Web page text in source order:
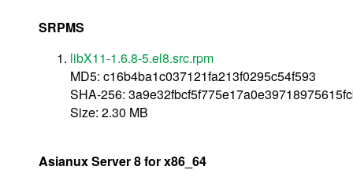
SRPMS
libX11-1.6.8-5.el8.src.rpm
MD5: c16b4ba1c037121fa213f0295c54f593
SHA-256:
Size: 2.30 MB
Asianux Server 8 for x86_64